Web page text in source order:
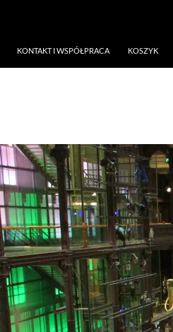
KONTAKT I WSPÓŁPRACA KOSZYK